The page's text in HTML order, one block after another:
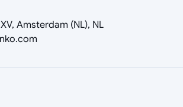
Amsterdam (NL), NL